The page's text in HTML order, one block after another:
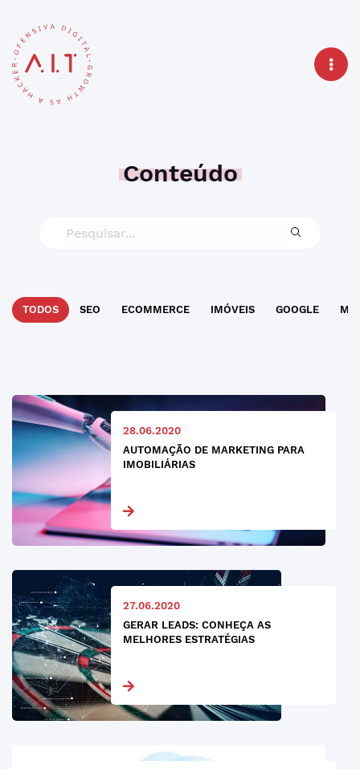
Conteúdo
TODOS SEO ECOMMERCE IMÓVEIS GOOGLE
28.06.2020
AUTOMAÇÃO DE MARKETING PARA
IMOBILIÁRIAS
27.06.2020
GERAR LEADS: CONHEÇA AS
MELHORES ESTRATÉGIAS